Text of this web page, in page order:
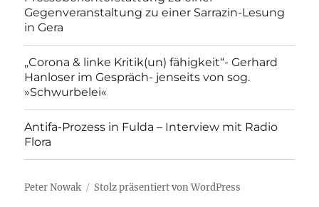
Gegenveranstaltung zu einer Sarrazin-Lesung
in Gera
„Corona & linke Kritik(un) fähigkeit“- Gerhard
Hanloser im Gespräch- jenseits von sog.
»Schwurbelei«
Antifa-Prozess in Fulda – Interview mit Radio
Flora
Peter Nowak Stolz präsentiert von WordPress